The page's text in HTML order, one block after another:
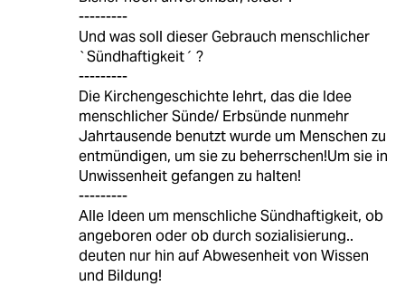
---------
Und was soll dieser Gebrauch menschlicher
`Sündhaftigkeit´ ?
---------
Die Kirchengeschichte lehrt, das die Idee
menschlicher Sünde/ Erbsünde nunmehr
Jahrtausende benutzt wurde um Menschen zu
entmündigen, um sie zu beherrschen!Um sie in
Unwissenheit gefangen zu halten!
---------
Alle Ideen um menschliche Sündhaftigkeit, ob
angeboren oder ob durch sozialisierung..
deuten nur hin auf Abwesenheit von Wissen
und Bildung!